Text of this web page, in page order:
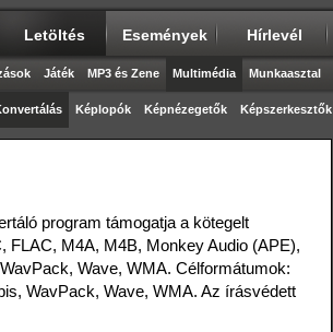
Letöltés Események Hírlevél
Játék MP3 és Zene Multimédia Munkaasztal
Képlopók Képnézegetők Képszerkesztők
program támogatja a kötegelt
FLAC, M4A, M4B, Monkey Audio (APE),
Wave, WMA. Célformátumok:
WavPack, Wave, WMA. Az írásvédett